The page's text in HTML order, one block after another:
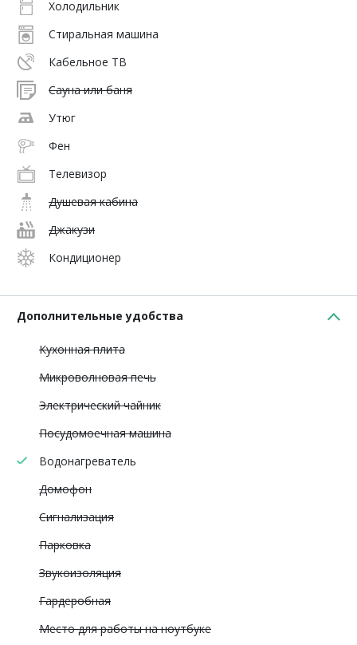
Холодильник
Стиральная машина
Кабельное ТВ
Сауна или баня
Утюг
Фен
Телевизор
Душевая кабина
Джакузи
Кондиционер
Дополнительные удобства
Кухонная плита
Микроволновая печь
Электрический чайник
Посудомоечная машина
Водонагреватель
Домофон
Сигнализация
Парковка
Звукоизоляция
Гардеробная
Место для работы на ноутбуке